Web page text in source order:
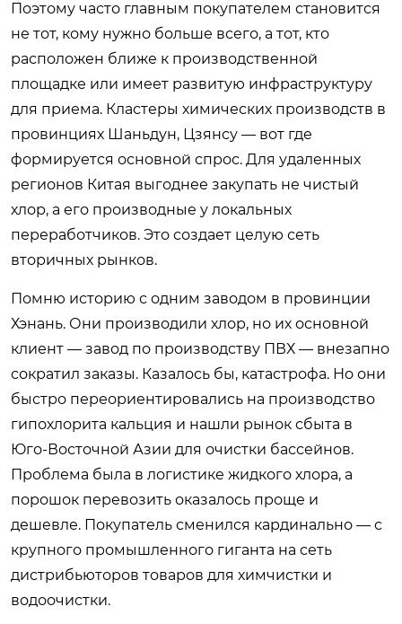
Поэтому часто главным покупателем становится
не тот, кому нужно больше всего, а тот, кто
расположен ближе к производственной
площадке или имеет развитую инфраструктуру
для приема. Кластеры химических производств в
провинциях Шаньдун, Цзянсу — вот где
формируется основной спрос. Для удаленных
регионов Китая выгоднее закупать не чистый
хлор, а его производные у локальных
переработчиков. Это создает целую сеть
вторичных рынков.
Помню историю с одним заводом в провинции
Хэнань. Они производили хлор, но их основной
клиент — завод по производству ПВХ — внезапно
сократил заказы. Казалось бы, катастрофа. Но они
быстро переориентировались на производство
гипохлорита кальция и нашли рынок сбыта в
Юго-Восточной Азии для очистки бассейнов.
Проблема была в логистике жидкого хлора, а
порошок перевозить оказалось проще и
дешевле. Покупатель сменился кардинально — с
крупного промышленного гиганта на сеть
дистрибьюторов товаров для химчистки и
водоочистки.